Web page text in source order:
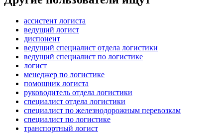
ассистент логиста
ведущий логист
диспонент
ведущий специалист отдела логистики
ведущий специалист по логистике
логист
менеджер по логистике
помощник логиста
руководитель отдела логистики
специалист отдела логистики
специалист по железнодорожным перевозкам
специалист по логистике
транспортный логист